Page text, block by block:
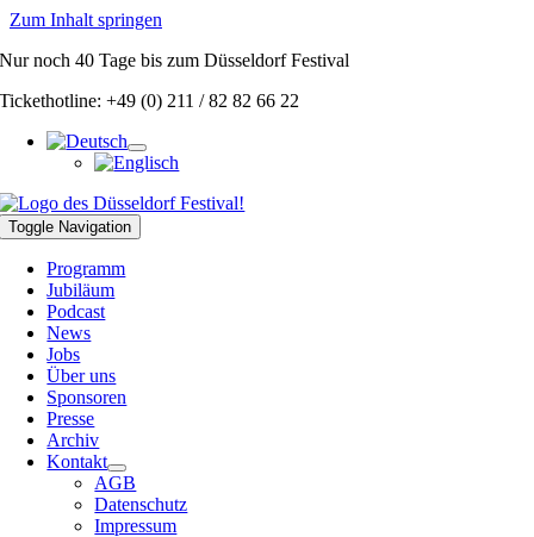
Zum Inhalt springen
Nur noch40 Tagebis zum Düsseldorf Festival
Tickethotline: +49 (0) 211 / 82 82 66 22
Toggle Navigation
Programm
Jubiläum
Podcast
News
Jobs
Über uns
Sponsoren
Presse
Archiv
Kontakt
AGB
Datenschutz
Impressum